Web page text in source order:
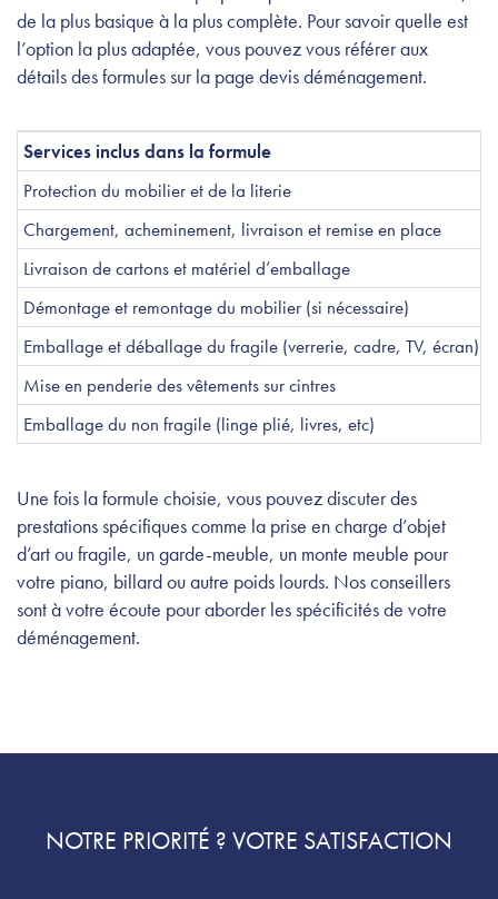
de la plus basique à la plus complète. Pour savoir quelle est
l’option la plus adaptée, vous pouvez vous référer aux
détails des formules sur la page devis déménagement.
Services inclus dans la formule
Protection du mobilier et de la literie
Chargement, acheminement, livraison et remise en place
Livraison de cartons et matériel d’emballage
Démontage et remontage du mobilier (si nécessaire)
Emballage et déballage du fragile (verrerie, cadre, TV, écran)
Mise en penderie des vêtements sur cintres
Emballage du non fragile (linge plié, livres, etc)
Une fois la formule choisie, vous pouvez discuter des
prestations spécifiques comme la prise en charge d’objet
d’art ou fragile, un garde-meuble, un monte meuble pour
votre piano, billard ou autre poids lourds. Nos conseillers
sont à votre écoute pour aborder les spécificités de votre
déménagement.
NOTRE PRIORITÉ ? VOTRE SATISFACTION